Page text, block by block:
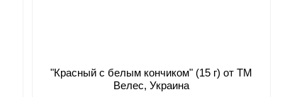
"Красный с белым кончиком" (15 г) от ТМ
Велес, Украина